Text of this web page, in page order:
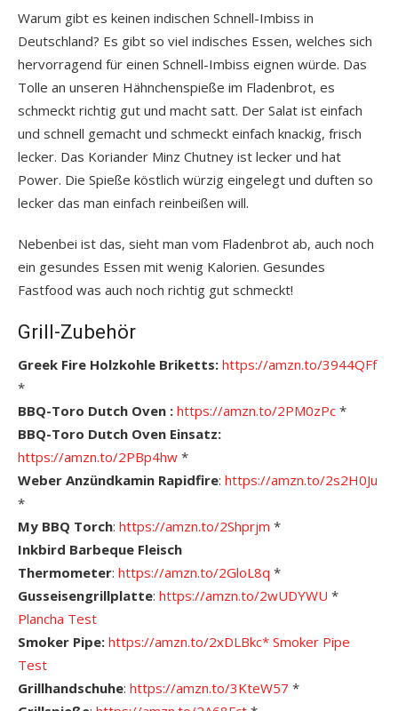
Warum gibt es keinen indischen Schnell-Imbiss in
Deutschland? Es gibt so viel indisches Essen, welches sich
hervorragend für einen Schnell-Imbiss eignen würde. Das
Tolle an unseren Hähnchenspieße im Fladenbrot, es
schmeckt richtig gut und macht satt. Der Salat ist einfach
und schnell gemacht und schmeckt einfach knackig, frisch
lecker. Das Koriander Minz Chutney ist lecker und hat
Power. Die Spieße köstlich würzig eingelegt und duften so
lecker das man einfach reinbeißen will.
Nebenbei ist das, sieht man vom Fladenbrot ab, auch noch
ein gesundes Essen mit wenig Kalorien. Gesundes
Fastfood was auch noch richtig gut schmeckt!
Grill-Zubehör
Greek Fire Holzkohle Briketts: https://amzn.to/3944QFf
*
BBQ-Toro Dutch Oven : https://amzn.to/2PM0zPc *
BBQ-Toro Dutch Oven Einsatz:
https://amzn.to/2PBp4hw *
Weber Anzündkamin Rapidfire: https://amzn.to/2s2H0Ju
*
My BBQ Torch: https://amzn.to/2Shprjm *
Inkbird Barbeque Fleisch
Thermometer: https://amzn.to/2GloL8q *
Gusseisengrillplatte: https://amzn.to/2wUDYWU *
Plancha Test
Smoker Pipe: https://amzn.to/2xDLBkc* Smoker Pipe
Test
Grillhandschuhe: https://amzn.to/3KteW57 *